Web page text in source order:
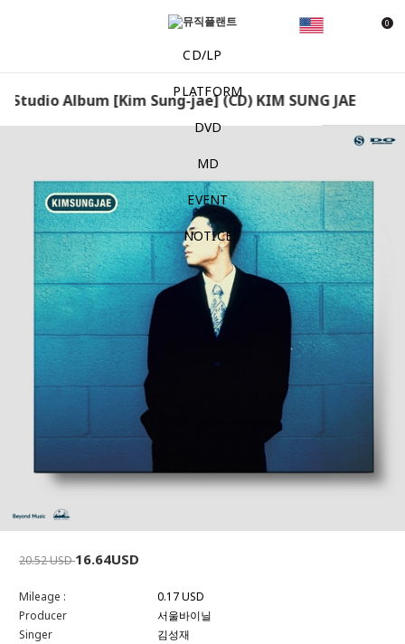
0
CD/LP
PLATFORM
DVD
MD
EVENT
NOTICE
Studio Album [Kim Sung-jae] (CD) KIM SUNG JAE –
20.52 USD16.64USD
Mileage :
0.17 USD
Producer
서울바이닐
Singer
김성재